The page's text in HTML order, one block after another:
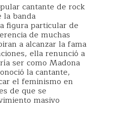
cantante de rock
banda
figura particular de
de muchas
a alcanzar la fama
ella renunció a
ser como Madona
la cantante,
el feminismo en
de que se
masivo